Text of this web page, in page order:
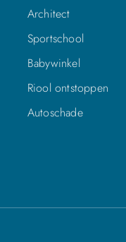
Architect
Sportschool
Babywinkel
Riool ontstoppen
Autoschade